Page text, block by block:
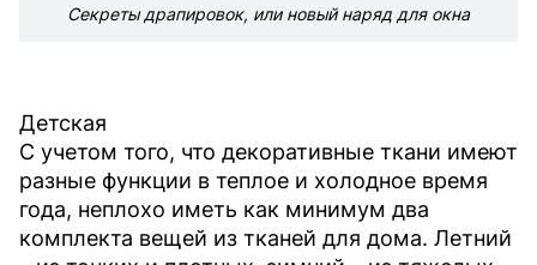
Секреты драпировок, или новый наряд для окна
Детская
С учетом того, что декоративные ткани имеют
разные функции в теплое и холодное время
года, неплохо иметь как минимум два
комплекта вещей из тканей для дома. Летний